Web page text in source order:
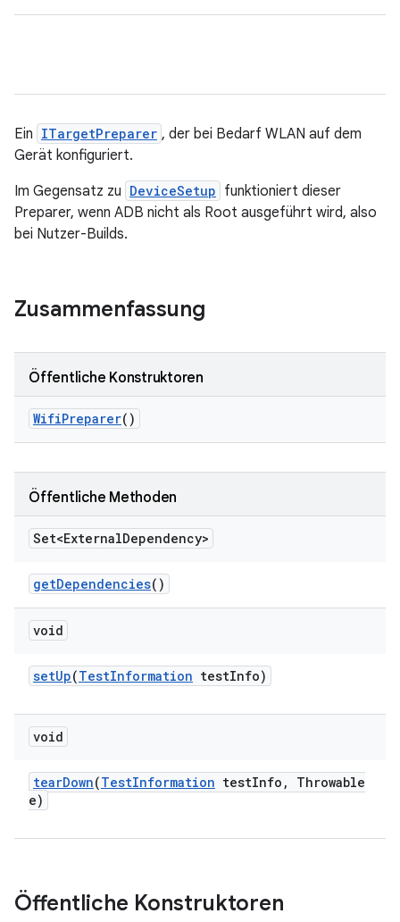
Ein ITargetPreparer , der bei Bedarf WLAN auf dem
Gerät konfiguriert.
Im Gegensatz zu DeviceSetup funktioniert dieser
Preparer, wenn ADB nicht als Root ausgeführt wird, also
bei Nutzer-Builds.
Zusammenfassung
Öffentliche Konstruktoren
WifiPreparer()
Öffentliche Methoden
Set<ExternalDependency>
getDependencies()
void
setUp(TestInformation testInfo)
void
tearDown(TestInformation testInfo ,
Throwable
e)
Öffentliche Konstruktoren